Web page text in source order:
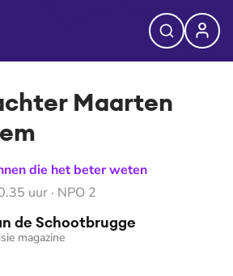
Maarten
die het beter weten
uur · NPO 2
de Schootbrugge
magazine